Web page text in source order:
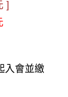
]
入會並繳